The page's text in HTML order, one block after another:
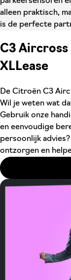
alleen praktisch,
is de perfecte
C3 Aircross
XLLease
De Citroën C3
Wil je weten wat
Gebruik onze
en eenvoudige
persoonlijk
ontzorgen en